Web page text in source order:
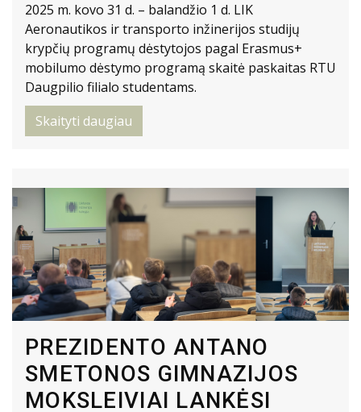
2025 m. kovo 31 d. – balandžio 1 d. LIK
Aeronautikos ir transporto inžinerijos studijų
krypčių programų dėstytojos pagal Erasmus+
mobilumo dėstymo programą skaitė paskaitas RTU
Daugpilio filialo studentams.
Skaityti daugiau
PREZIDENTO ANTANO
SMETONOS GIMNAZIJOS
MOKSLEIVIAI LANKĖSI